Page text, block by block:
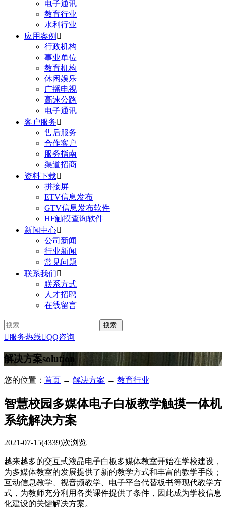
电子通讯
教育行业
水利行业
应用案例 
行政机构
事业单位
教育机构
休闲娱乐
广播电视
高速公路
电子通讯
客户服务
售后服务
合作客户
服务指南
渠道招商
资料下载
拼接屏
ETV信息发布
GTV信息发布软件
HF触摸查询软件
新闻中心
公司新闻
行业新闻
常见问题
联系我们
联系方式
人才招聘
在线留言
 服务热线QQ咨询
解决方案solution
您的位置： 首页 → 解决方案 → 教育行业
智慧校园多媒体电子白板教学触摸一体机
系统解决方案
2021-07-15(4339)次浏览
越来越多的交互式液晶电子白板多媒体教室开始在学校建设，
为多媒体教室的发展提供了新的教学方式和丰富的教学手段；
互动信息教学、视音频教学、电子平台代替板书等现代教学方
式，为教师充分利用各类课件提供了条件，因此成为学校信息
化建设的关键解决方案。